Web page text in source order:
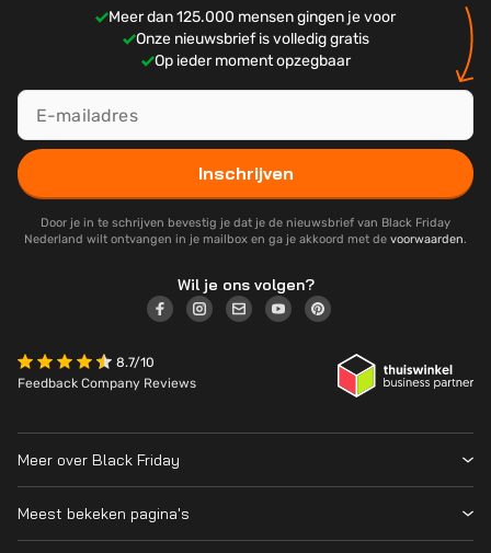
Meer dan 125.000 mensen gingen je voor
Onze nieuwsbrief is volledig gratis
Op ieder moment opzegbaar
Inschrijven
Door je in te schrijven bevestig je dat je de nieuwsbrief van Black Friday
Nederland wilt ontvangen in je mailbox en ga je akkoord met de voorwaarden.
Wil je ons volgen?
8.7/10
Feedback Company Reviews
Meer over Black Friday
Wanneer is Black Friday?
Meest bekeken pagina's